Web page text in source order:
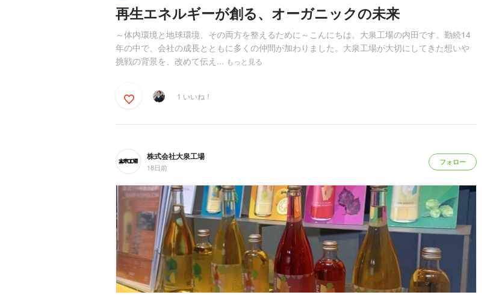
再生エネルギーが創る、オーガニックの未来
～体内環境と地球環境、その両方を整えるために～こんにちは。大泉工場の内田です。勤続14
年の中で、会社の成長とともに多くの仲間が加わりました。大泉工場が大切にしてきた想いや
挑戦の背景を、改めて伝え... もっと見る
1 いいね！
株式会社大泉工場
18日前
フォロー